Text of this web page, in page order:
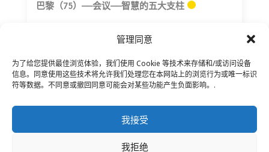
管理同意
为了给您提供最佳浏览体验，我们使用 Cookie 等技术来存储和/或访问设备
信息。同意使用这些技术将允许我们处理您在本网站上的浏览行为或唯一标识
符等数据。不同意或撤回同意可能会对某些功能产生负面影响。.
我接受
我拒绝
巴黎（75）——会议——智慧的五大支柱